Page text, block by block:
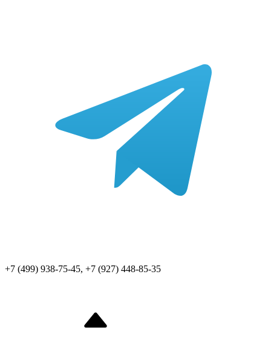
+7 (499) 938-75-45, +7 (927) 448-85-35